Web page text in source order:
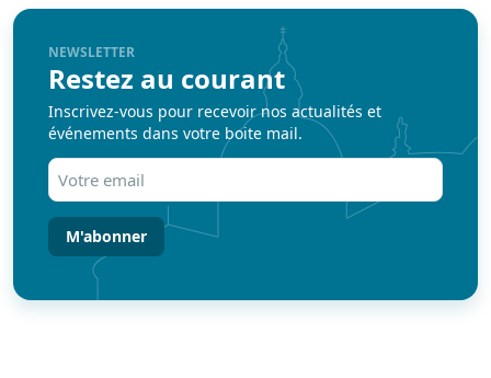
NEWSLETTER
Restez au courant
Inscrivez-vous pour recevoir nos actualités et
événements dans votre boite mail.
Votre
email
(Nécessaire)